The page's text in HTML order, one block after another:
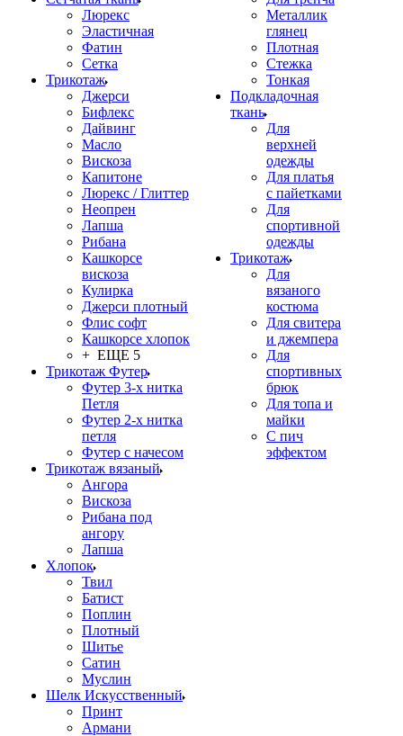
Люрекс
Эластичная
Фатин
Сетка
Трикотаж
Джерси
Бифлекс
Дайвинг
Масло
Вискоза
Капитоне
Люрекс / Глиттер
Неопрен
Лапша
Рибана
Кашкорсе
вискоза
Кулирка
Джерси плотный
Флис софт
Кашкорсе хлопок
+ ЕЩЕ 5
Трикотаж Футер
Футер 3-х нитка
Петля
Футер 2-х нитка
петля
Футер с начесом
Трикотаж вязаный
Ангора
Вискоза
Рибана под
ангору
Лапша
Хлопок
Твил
Батист
Поплин
Плотный
Шитье
Сатин
Муслин
Шелк Искусственный
Принт
Армани
Металлик
глянец
Плотная
Стежка
Тонкая
Подкладочная
ткань
Для
верхней
одежды
Для платья
с пайетками
Для
спортивной
одежды
Трикотаж
Для
вязаного
костюма
Для свитера
и джемпера
Для
спортивных
брюк
Для топа и
майки
С пич
эффектом